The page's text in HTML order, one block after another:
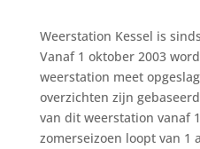
Weerstation Kessel is
Vanaf 1 oktober 2003
weerstation meet
overzichten zijn
van dit weerstation vanaf
zomerseizoen loopt van 1